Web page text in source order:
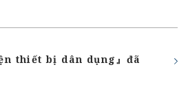
thiết bị dân dụng』đã